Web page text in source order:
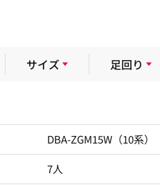
サイズ 足回り
DBA-ZGM15W（10系）
7人